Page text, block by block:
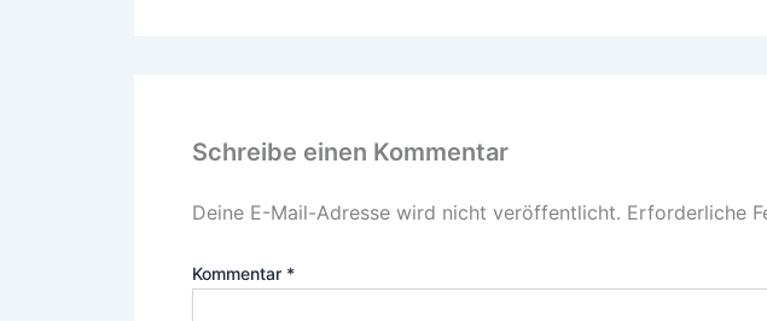
Schreibe einen Kommentar
Deine E-Mail-Adresse wird nicht veröffentlicht. Erforderliche
Kommentar *